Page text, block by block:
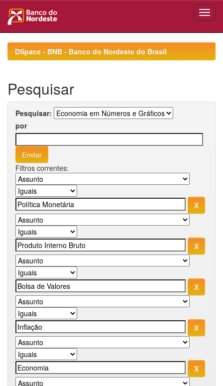
navigationDSpace - BNB - Banco do Nordeste do Brasil
Pesquisar
Pesquisar:
por
Filtros correntes: